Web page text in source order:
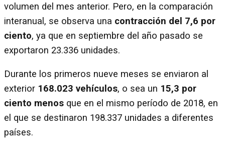
volumen del mes anterior. Pero, en la comparación
interanual, se observa una contracción del 7,6 por
ciento, ya que en septiembre del año pasado se
exportaron 23.336 unidades.
Durante los primeros nueve meses se enviaron al
exterior 168.023 vehículos, o sea un 15,3 por
ciento menos que en el mismo período de 2018, en
el que se destinaron 198.337 unidades a diferentes
países.